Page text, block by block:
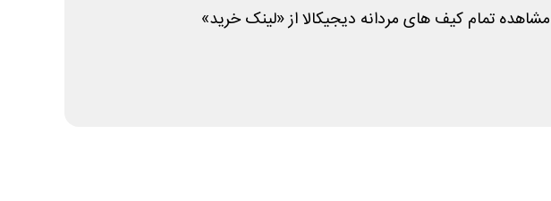
مشاهده تمام کیف های مردانه دیجیکالا از «لینک خرید»